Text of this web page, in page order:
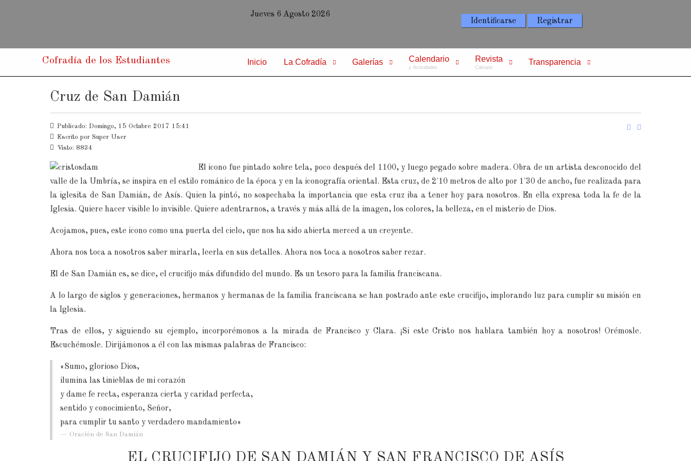
Jueves 6 Agosto 2026
Identificarse
Registrar
Cofradía de los Estudiantes Inicio La Cofradía Galerías Calendario
y Actividades
Revista
Calvario
Transparencia
Cruz de San Damián
Publicado: Domingo, 15 Octubre 2017 15:41
Escrito por Super User
Visto: 8834
El icono fue pintado sobre tela, poco después del 1100, y luego pegado sobre madera. Obra de un artista desconocido del
valle de la Umbría, se inspira en el estilo románico de la época y en la iconografía oriental. Esta cruz, de 2'10 metros de alto por 1'30 de ancho, fue realizada para
la iglesita de San Damián, de Asís. Quien la pintó, no sospechaba la importancia que esta cruz iba a tener hoy para nosotros. En ella expresa toda la fe de la
Iglesia. Quiere hacer visible lo invisible. Quiere adentrarnos, a través y más allá de la imagen, los colores, la belleza, en el misterio de Dios.
Acojamos, pues, este icono como una puerta del cielo, que nos ha sido abierta merced a un creyente.
Ahora nos toca a nosotros saber mirarla, leerla en sus detalles. Ahora nos toca a nosotros saber rezar.
El de San Damián es, se dice, el crucifijo más difundido del mundo. Es un tesoro para la familia franciscana.
A lo largo de siglos y generaciones, hermanos y hermanas de la familia franciscana se han postrado ante este crucifijo, implorando luz para cumplir su misión en
la Iglesia.
Tras de ellos, y siguiendo su ejemplo, incorporémonos a la mirada de Francisco y Clara. ¡Si este Cristo nos hablara también hoy a nosotros! Orémosle.
Escuchémosle. Dirijámonos a él con las mismas palabras de Francisco:
«Sumo, glorioso Dios,
ilumina las tinieblas de mi corazón
y dame fe recta, esperanza cierta y caridad perfecta,
sentido y conocimiento, Señor,
para cumplir tu santo y verdadero mandamiento»
Oración de San Damián
EL CRUCIFIJO DE SAN DAMIÁN Y SAN FRANCISCO DE ASÍS